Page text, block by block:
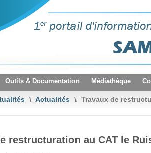
Outils & Documentation Médiathèque
\ Actualités \ Travaux de
restructuration au CAT le